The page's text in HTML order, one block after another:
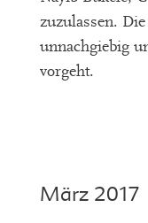
zuzulassen.
unnachgiebig
vorgeht.
März 2017